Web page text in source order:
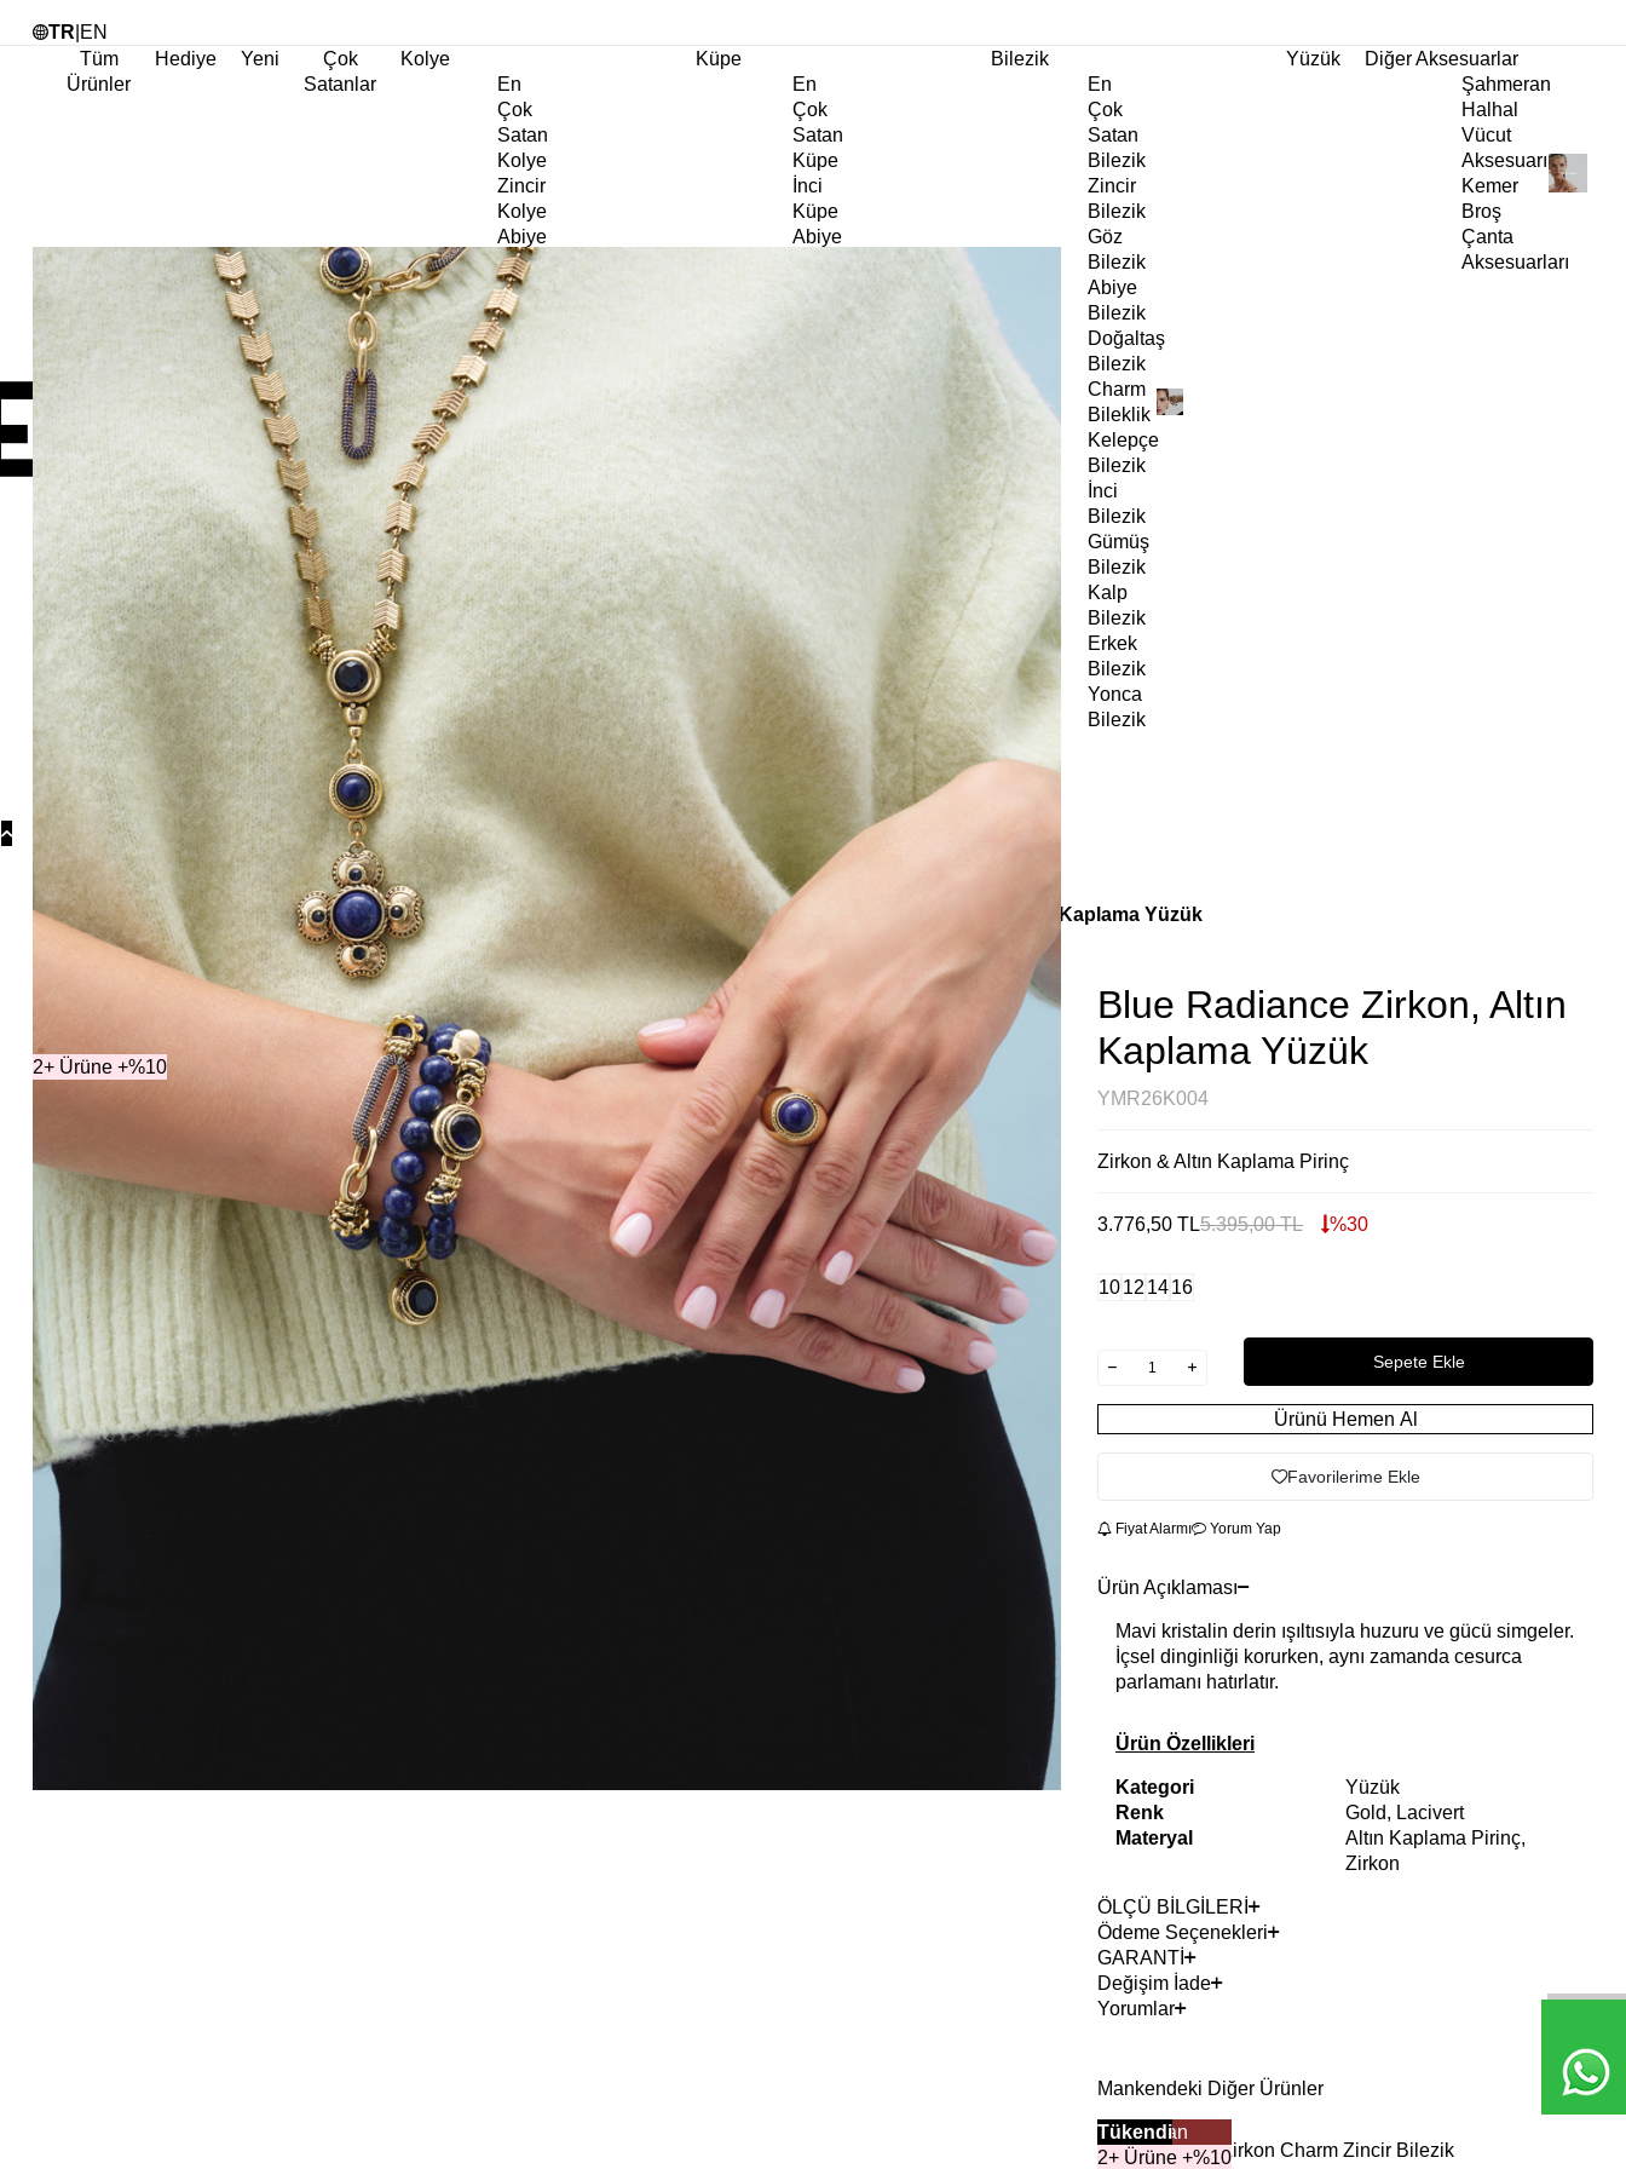
TR EN
Tüm
Ürünler
Hediye Yeni
Çok
Satanlar
Kolye
En
Çok
Satan
Kolye
Zincir
Kolye
Abiye
Kolye
Göz
Kolye
Charm
Kolye
İnci
Kolye
Choker
Kolye
Kalp
Kolye
Gümüş
Kolye
Yonca
Kolye
Küpe
En
Çok
Satan
Küpe
İnci
Küpe
Abiye
Doğaltaş
Küpe
Kıkırdak
Küpe
Charm
Küpe
Küpe
Kalp
Küpe
Yonca
Küpe
Bilezik
En
Çok
Satan
Bilezik
Zincir
Bilezik
Göz
Bilezik
Abiye
Bilezik
Doğaltaş
Bilezik
Charm
Bileklik
Kelepçe
Bilezik
İnci
Bilezik
Gümüş
Bilezik
Kalp
Bilezik
Erkek
Bilezik
Yonca
Bilezik
Yüzük
Diğer Aksesuarlar
Şahmeran
Halhal
Vücut
Aksesuarı
Kemer
Broş
Çanta
Aksesuarları
Koleksiyonlar Koleksiyonlar Lapis Wisdom Blue Radiance Zirkon, Altın Kaplama Yüzük
2+ Ürüne +%10
Blue Radiance Zirkon, Altın
Kaplama Yüzük
YMR26K004
Zirkon & Altın Kaplama Pirinç
3.776,50 TL5.395,00TL %30
1012 1416
Sepete Ekle
Ürünü Hemen Al
Favorilerime Ekle
Fiyat Alarmı Yorum Yap
Ürün Açıklaması
Mavi kristalin derin ışıltısıyla huzuru ve gücü simgeler.
İçsel dinginliği korurken, aynı zamanda cesurca
parlamanı hatırlatır.
Ürün Özellikleri
Kategori
Yüzük
Renk
Gold, Lacivert
Materyal
Altın Kaplama Pirinç,
Zirkon
ÖLÇÜ BİLGİLERİ
Ödeme Seçenekleri
GARANTİ
Değişim İade
Yorumlar
Mankendeki Diğer Ürünler
Çok Satan
2+ Ürüne +%10
Tükendi
Moss Lacivert Zirkon Charm Zincir Bilezik